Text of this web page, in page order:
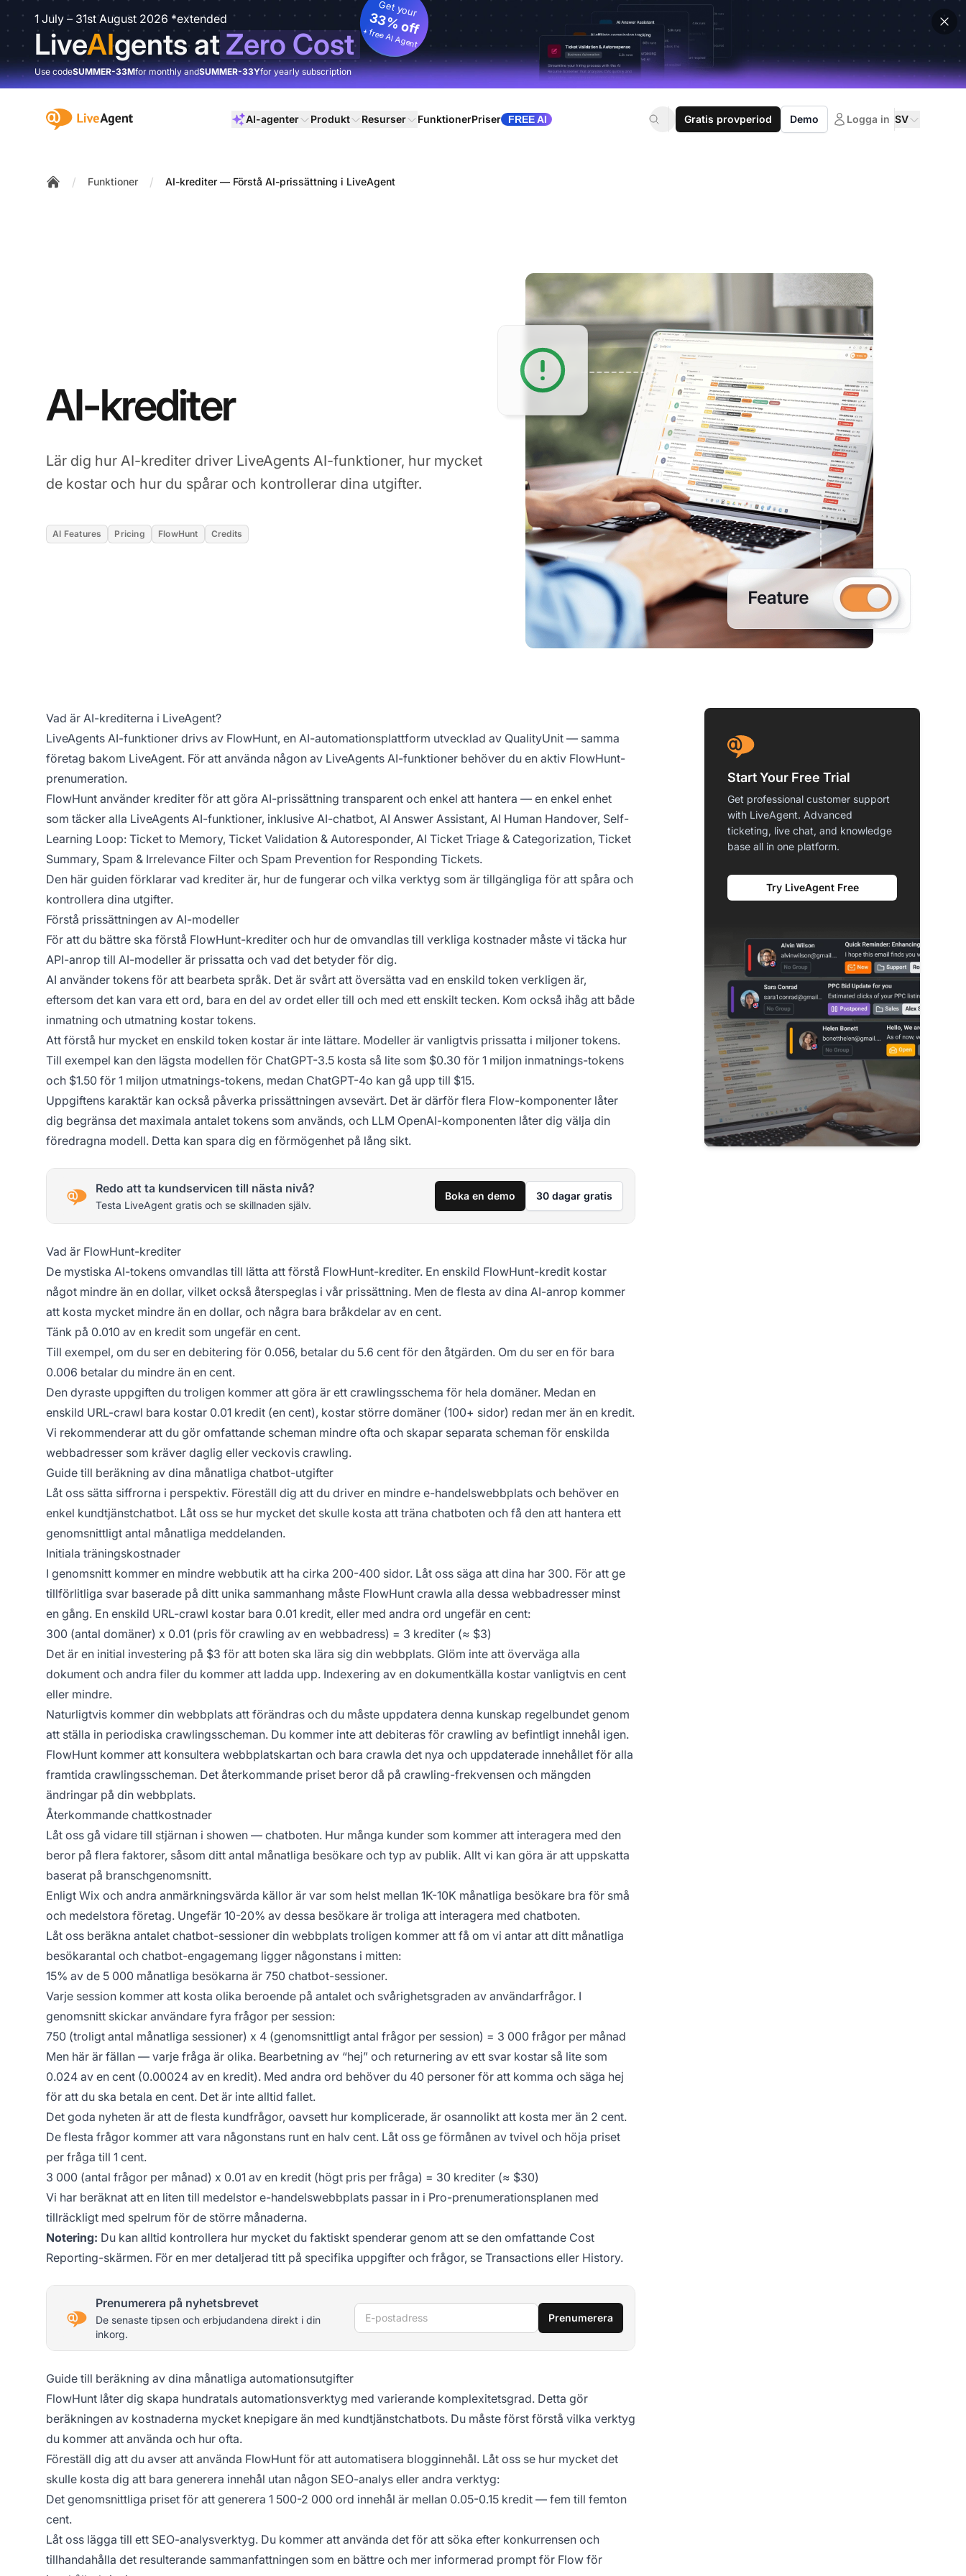
1 July – 31st August 2026 *extended
LiveAIgents atZero Cost
Get your
33% off
+ free AI Agent
Use codeSUMMER-33Mfor monthly andSUMMER-33Yfor yearly subscription
:site.title AI-agenter Produkt Resurser FunktionerPriser FREE AI Gratis provperiod Demo Logga in SV
/ Funktioner / AI-krediter — Förstå AI-prissättning i LiveAgent
AI-krediter
Lär dig hur AI-krediter driver LiveAgents AI-funktioner, hur mycket
de kostar och hur du spårar och kontrollerar dina utgifter.
AI Features Pricing FlowHunt Credits
Vad är AI-krediterna i LiveAgent?
LiveAgents AI-funktioner drivs av FlowHunt, en AI-automationsplattform utvecklad av QualityUnit — samma
företag bakom LiveAgent. För att använda någon av LiveAgents AI-funktioner behöver du en aktiv FlowHunt-
prenumeration.
FlowHunt använder krediter för att göra AI-prissättning transparent och enkel att hantera — en enkel enhet
som täcker alla LiveAgents AI-funktioner, inklusive AI-chatbot, AI Answer Assistant, AI Human Handover, Self-
Learning Loop: Ticket to Memory, Ticket Validation & Autoresponder, AI Ticket Triage & Categorization, Ticket
Summary, Spam & Irrelevance Filter och Spam Prevention for Responding Tickets.
Den här guiden förklarar vad krediter är, hur de fungerar och vilka verktyg som är tillgängliga för att spåra och
kontrollera dina utgifter.
Förstå prissättningen av AI-modeller
För att du bättre ska förstå FlowHunt-krediter och hur de omvandlas till verkliga kostnader måste vi täcka hur
API-anrop till AI-modeller är prissatta och vad det betyder för dig.
AI använder tokens för att bearbeta språk. Det är svårt att översätta vad en enskild token verkligen är,
eftersom det kan vara ett ord, bara en del av ordet eller till och med ett enskilt tecken. Kom också ihåg att både
inmatning och utmatning kostar tokens.
Att förstå hur mycket en enskild token kostar är inte lättare. Modeller är vanligtvis prissatta i miljoner tokens.
Till exempel kan den lägsta modellen för ChatGPT-3.5 kosta så lite som $0.30 för 1 miljon inmatnings-tokens
och $1.50 för 1 miljon utmatnings-tokens, medan ChatGPT-4o kan gå upp till $15.
Uppgiftens karaktär kan också påverka prissättningen avsevärt. Det är därför flera Flow-komponenter låter
dig begränsa det maximala antalet tokens som används, och LLM OpenAI-komponenten låter dig välja din
föredragna modell. Detta kan spara dig en förmögenhet på lång sikt.
Redo att ta kundservicen till nästa nivå?
Testa LiveAgent gratis och se skillnaden själv.
Boka en demo 30 dagar gratis
Vad är FlowHunt-krediter
De mystiska AI-tokens omvandlas till lätta att förstå FlowHunt-krediter. En enskild FlowHunt-kredit kostar
något mindre än en dollar, vilket också återspeglas i vår prissättning. Men de flesta av dina AI-anrop kommer
att kosta mycket mindre än en dollar, och några bara bråkdelar av en cent.
Tänk på 0.010 av en kredit som ungefär en cent.
Till exempel, om du ser en debitering för 0.056, betalar du 5.6 cent för den åtgärden. Om du ser en för bara
0.006 betalar du mindre än en cent.
Den dyraste uppgiften du troligen kommer att göra är ett crawlingsschema för hela domäner. Medan en
enskild URL-crawl bara kostar 0.01 kredit (en cent), kostar större domäner (100+ sidor) redan mer än en kredit.
Vi rekommenderar att du gör omfattande scheman mindre ofta och skapar separata scheman för enskilda
webbadresser som kräver daglig eller veckovis crawling.
Guide till beräkning av dina månatliga chatbot-utgifter
Låt oss sätta siffrorna i perspektiv. Föreställ dig att du driver en mindre e-handelswebbplats och behöver en
enkel kundtjänstchatbot. Låt oss se hur mycket det skulle kosta att träna chatboten och få den att hantera ett
genomsnittligt antal månatliga meddelanden.
Initiala träningskostnader
I genomsnitt kommer en mindre webbutik att ha cirka 200-400 sidor. Låt oss säga att dina har 300. För att ge
tillförlitliga svar baserade på ditt unika sammanhang måste FlowHunt crawla alla dessa webbadresser minst
en gång. En enskild URL-crawl kostar bara 0.01 kredit, eller med andra ord ungefär en cent:
300 (antal domäner) x 0.01 (pris för crawling av en webbadress) = 3 krediter (≈ $3)
Det är en initial investering på $3 för att boten ska lära sig din webbplats. Glöm inte att överväga alla
dokument och andra filer du kommer att ladda upp. Indexering av en dokumentkälla kostar vanligtvis en cent
eller mindre.
Naturligtvis kommer din webbplats att förändras och du måste uppdatera denna kunskap regelbundet genom
att ställa in periodiska crawlingsscheman. Du kommer inte att debiteras för crawling av befintligt innehål igen.
FlowHunt kommer att konsultera webbplatskartan och bara crawla det nya och uppdaterade innehållet för alla
framtida crawlingsscheman. Det återkommande priset beror då på crawling-frekvensen och mängden
ändringar på din webbplats.
Återkommande chattkostnader
Låt oss gå vidare till stjärnan i showen — chatboten. Hur många kunder som kommer att interagera med den
beror på flera faktorer, såsom ditt antal månatliga besökare och typ av publik. Allt vi kan göra är att uppskatta
baserat på branschgenomsnitt.
Enligt Wix och andra anmärkningsvärda källor är var som helst mellan 1K-10K månatliga besökare bra för små
och medelstora företag. Ungefär 10-20% av dessa besökare är troliga att interagera med chatboten.
Låt oss beräkna antalet chatbot-sessioner din webbplats troligen kommer att få om vi antar att ditt månatliga
besökarantal och chatbot-engagemang ligger någonstans i mitten:
15% av de 5 000 månatliga besökarna är 750 chatbot-sessioner.
Varje session kommer att kosta olika beroende på antalet och svårighetsgraden av användarfrågor. I
genomsnitt skickar användare fyra frågor per session:
750 (troligt antal månatliga sessioner) x 4 (genomsnittligt antal frågor per session) = 3 000 frågor per månad
Men här är fällan — varje fråga är olika. Bearbetning av “hej” och returnering av ett svar kostar så lite som
0.024 av en cent (0.00024 av en kredit). Med andra ord behöver du 40 personer för att komma och säga hej
för att du ska betala en cent. Det är inte alltid fallet.
Det goda nyheten är att de flesta kundfrågor, oavsett hur komplicerade, är osannolikt att kosta mer än 2 cent.
De flesta frågor kommer att vara någonstans runt en halv cent. Låt oss ge förmånen av tvivel och höja priset
per fråga till 1 cent.
3 000 (antal frågor per månad) x 0.01 av en kredit (högt pris per fråga) = 30 krediter (≈ $30)
Vi har beräknat att en liten till medelstor e-handelswebbplats passar in i Pro-prenumerationsplanen med
tillräckligt med spelrum för de större månaderna.
Notering: Du kan alltid kontrollera hur mycket du faktiskt spenderar genom att se den omfattande Cost
Reporting-skärmen. För en mer detaljerad titt på specifika uppgifter och frågor, se Transactions eller History.
Prenumerera på nyhetsbrevet
De senaste tipsen och erbjudandena direkt i din
inkorg.
E-postadress Prenumerera
Guide till beräkning av dina månatliga automationsutgifter
FlowHunt låter dig skapa hundratals automationsverktyg med varierande komplexitetsgrad. Detta gör
beräkningen av kostnaderna mycket knepigare än med kundtjänstchatbots. Du måste först förstå vilka verktyg
du kommer att använda och hur ofta.
Föreställ dig att du avser att använda FlowHunt för att automatisera blogginnehål. Låt oss se hur mycket det
skulle kosta dig att bara generera innehål utan någon SEO-analys eller andra verktyg:
Det genomsnittliga priset för att generera 1 500-2 000 ord innehål är mellan 0.05-0.15 kredit — fem till femton
cent.
Låt oss lägga till ett SEO-analysverktyg. Du kommer att använda det för att söka efter konkurrensen och
tillhandahålla det resulterande sammanfattningen som en bättre och mer informerad prompt för Flow för
Start Your Free Trial
Get professional customer support
with LiveAgent. Advanced
ticketing, live chat, and knowledge
base all in one platform.
Try LiveAgent Free